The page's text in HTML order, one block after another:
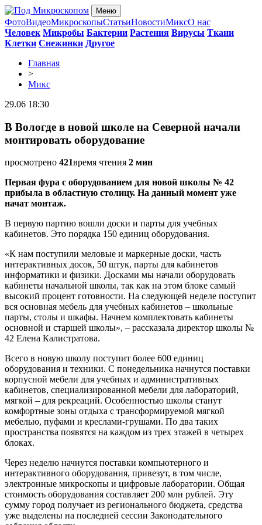
Меню
ФотоВидеоМикроскопыСтатьиНовостиМиксО нас
Человек Микробы Бактерии Растения Вирусы Ткани
Клетки Снежинки Другое
Главная
>
Микс
29.06 18:30
В Вологде в новой школе на Северной начали
монтировать оборудование
просмотрено 421время чтения 2 мин
Первая фура с оборудованием для новой школы № 42
прибыла в областную столицу. На данный момент уже
начат монтаж.
В первую партию вошли доски и парты для учебных
кабинетов. Это порядка 150 единиц оборудования.
«К нам поступили меловые и маркерные доски, часть
интерактивных досок, 50 штук, парты для кабинетов
информатики и физики. Досками мы начали оборудовать
кабинеты начальной школы, так как на этом блоке самый
высокий процент готовности. На следующей неделе поступит
вся основная мебель для учебных кабинетов – школьные
парты, столы и шкафы. Начнем комплектовать кабинеты
основной и старшей школы», – рассказала директор школы №
42 Елена Калистратова.
Всего в новую школу поступит более 600 единиц
оборудования и техники. С понедельника начнутся поставки
корпусной мебели для учебных и административных
кабинетов, специализированной мебели для лабораторий,
мягкой – для рекреаций. Особенностью школы станут
комфортные зоны отдыха с трансформируемой мягкой
мебелью, пуфами и креслами-грушами. По два таких
пространства появятся на каждом из трех этажей в четырех
блоках.
Через неделю начнутся поставки компьютерного и
интерактивного оборудования, привезут, в том числе,
электронные микроскопы и цифровые лаборатории. Общая
стоимость оборудования составляет 200 млн рублей. Эту
сумму город получает из регионального бюджета, средства
уже выделены на последней сессии Законодательного